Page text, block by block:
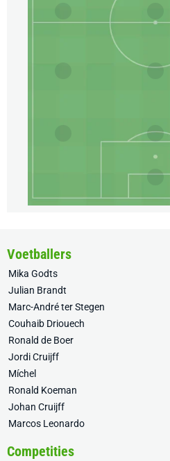
Voetballers
Mika Godts
Julian Brandt
Marc-André ter Stegen
Couhaib Driouech
Ronald de Boer
Jordi Cruijff
Míchel
Ronald Koeman
Johan Cruijff
Marcos Leonardo
Competities